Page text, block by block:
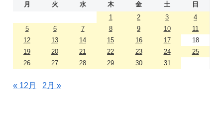
月 火 水 木 金 土
日
1
2 3
4
5
6 7 8 9 10
11
12
13 14 15 16 17
18
19
20 21 22 23 24
25
26
27 28 29 30 31
« 12月 2月 »